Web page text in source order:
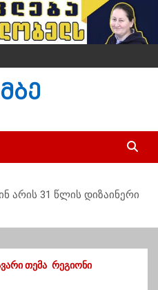
არის 31 წლის დიზაინერი
ᲗᲔᲛᲐ ᲠᲔᲒᲘᲝᲜᲘ